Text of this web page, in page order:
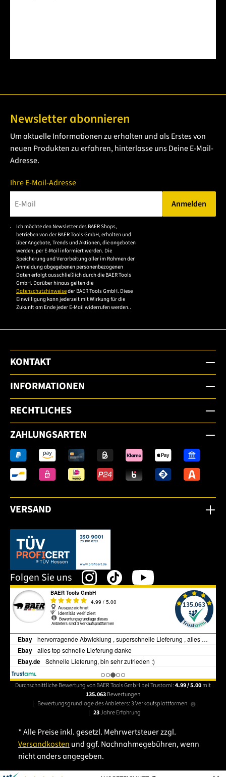
Newsletter abonnieren
Um aktuelle Informationen zu erhalten und als Erstes von
neuen Produkten zu erfahren, hinterlasse uns Deine E-Mail-
Adresse.
Ihre E-Mail-Adresse
Bitte geben Sie eine gültige E-Mail-Adresse ein.
Anmelden
Ich möchte den Newsletter des BAER Shops,
betrieben von der BAER Tools GmbH, erhalten und
über Angebote, Trends und Aktionen, die angeboten
werden, per E-Mail informiert werden. Die
Speicherung und Verarbeitung aller im Rahmen der
Anmeldung abgegebenen personenbezogenen
Daten erfolgt ausschließlich durch die BAER Tools
GmbH. Darüber hinaus gelten die
Datenschutzhinweiseder BAER Tools GmbH. Diese
Einwilligung kann jederzeit mit Wirkung für die
Zukunft am Ende jeder E-Mail widerrufen werden..
KONTAKT
INFORMATIONEN
RECHTLICHES
ZAHLUNGSARTEN
VERSAND
Dieser Link öffnet sich in einem neuen Tab.
Folgen Sie uns
Durchschnittliche Bewertung von BAER Tools GmbH bei Trustami:4.99 / 5.00mit
135.063Bewertungen
| Bewertungsgrundlage des Anbieters: 3 Verkaufsplattformen
| 23Jahre Erfahrung
* Alle Preise inkl. gesetzl. Mehrwertsteuer zzgl.
Versandkosten und ggf. Nachnahmegebühren, wenn
nicht anders angegeben.